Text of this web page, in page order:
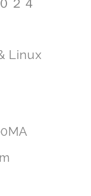
２４
Linux